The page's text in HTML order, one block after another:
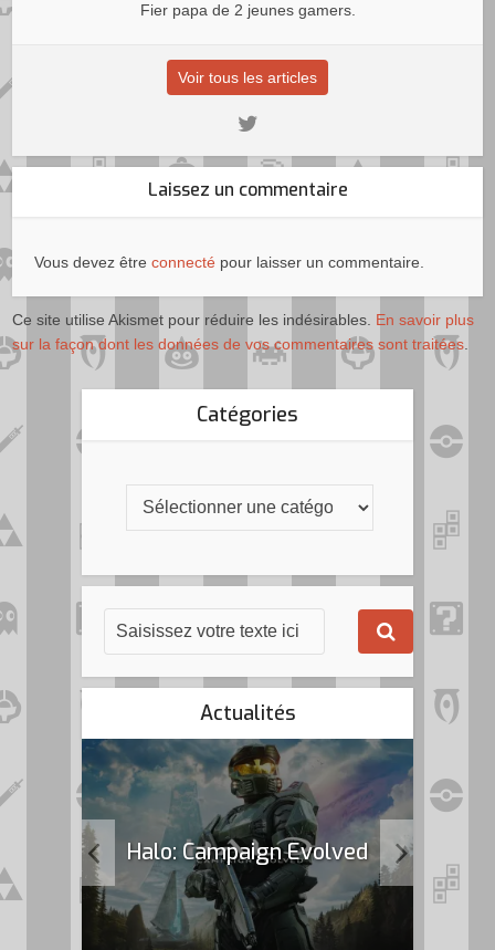
Fier papa de 2 jeunes gamers.
Voir tous les articles
Laissez un commentaire
Vous devez êtreconnecté pour laisser un commentaire.
Ce site utilise Akismet pour réduire les indésirables. En savoir plus
sur la façon dont les données de vos commentaires sont traitées
Catégories
Actualités
Halo: Campaign Evolved